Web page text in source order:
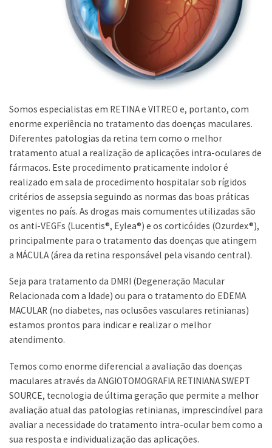
Somos especialistas em RETINA e VITREO e, portanto, com
enorme experiência no tratamento das doenças maculares.
Diferentes patologias da retina tem como o melhor
tratamento atual a realização de aplicações intra-oculares de
fármacos. Este procedimento praticamente indolor é
realizado em sala de procedimento hospitalar sob rígidos
critérios de assepsia seguindo as normas das boas práticas
vigentes no país. As drogas mais comumentes utilizadas são
os anti-VEGFs (Lucentis®, Eylea®) e os corticóides (Ozurdex®),
principalmente para o tratamento das doenças que atingem
a MÁCULA (área da retina responsável pela visando central).
Seja para tratamento da DMRI (Degeneração Macular
Relacionada com a Idade) ou para o tratamento do EDEMA
MACULAR (no diabetes, nas oclusões vasculares retinianas)
estamos prontos para indicar e realizar o melhor
atendimento.
Temos como enorme diferencial a avaliação das doenças
maculares através da ANGIOTOMOGRAFIA RETINIANA SWEPT
SOURCE, tecnologia de última geração que permite a melhor
avaliação atual das patologias retinianas, imprescindível para
avaliar a necessidade do tratamento intra-ocular bem como a
sua resposta e individualização das aplicações.